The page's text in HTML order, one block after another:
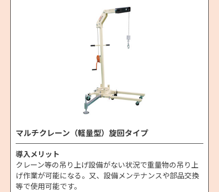
マルチクレーン（軽量型）旋回タイプ
導入メリット
クレーン等の吊り上げ設備がない状況で重量物の吊り上
げ作業が可能になる。又、設備メンテナンスや部品交換
等で使用可能です。